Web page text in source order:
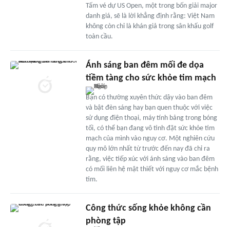
Tấm vé dự US Open, một trong bốn giải major
danh giá, sẽ là lời khẳng định rằng: Việt Nam
không còn chỉ là khán giả trong sân khấu golf
toàn cầu.
Ánh sáng ban đêm mối đe dọa
tiềm tàng cho sức khỏe tim mạch
Bạn có thường xuyên thức dậy vào ban đêm
và bật đèn sáng hay bạn quen thuộc với việc
sử dụng điện thoại, máy tính bảng trong bóng
tối, có thể bạn đang vô tình đặt sức khỏe tim
mạch của mình vào nguy cơ. Một nghiên cứu
quy mô lớn nhất từ trước đến nay đã chỉ ra
rằng, việc tiếp xúc với ánh sáng vào ban đêm
có mối liên hệ mật thiết với nguy cơ mắc bệnh
tim.
Công thức sống khỏe không cần
phòng tập